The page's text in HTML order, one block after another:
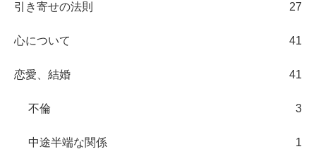
引き寄せの法則 27
心について 41
恋愛、結婚 41
不倫 3
中途半端な関係 1